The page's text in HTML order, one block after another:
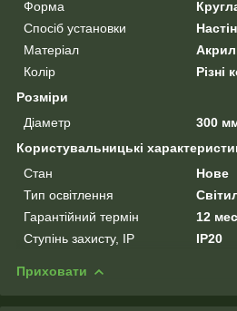
Форма
Спосіб установки
Матеріал
Акрил
Колір
Різні
Розміри
Діаметр
300
Користувальницькі
Стан
Нове
Тип освітлення
Гарантійний термін
12 мес
Ступінь захисту, IP
IP20
Приховати